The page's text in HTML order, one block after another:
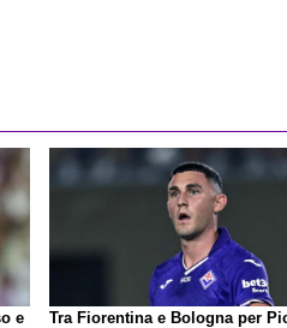
e
Tra Fiorentina e Bologna per